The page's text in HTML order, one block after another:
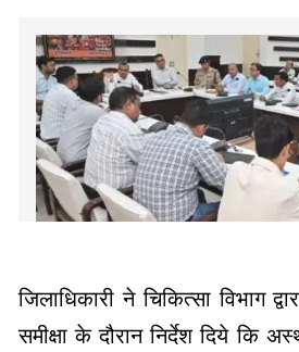
जिलाधिकारी ने चिकित्सा विभाग
समीक्षा के दौरान निर्देश दिये कि